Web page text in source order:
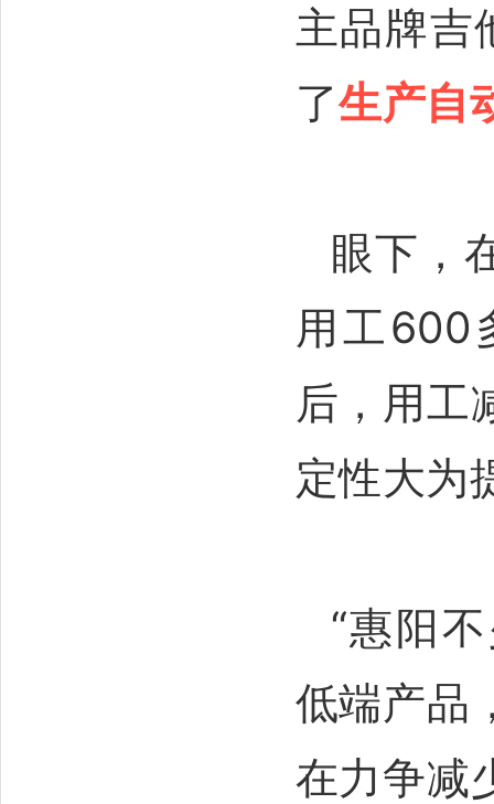
主品牌吉
了生产自
眼下，
用工600
后，用工
定性大为
“惠阳
低端产品
在力争减